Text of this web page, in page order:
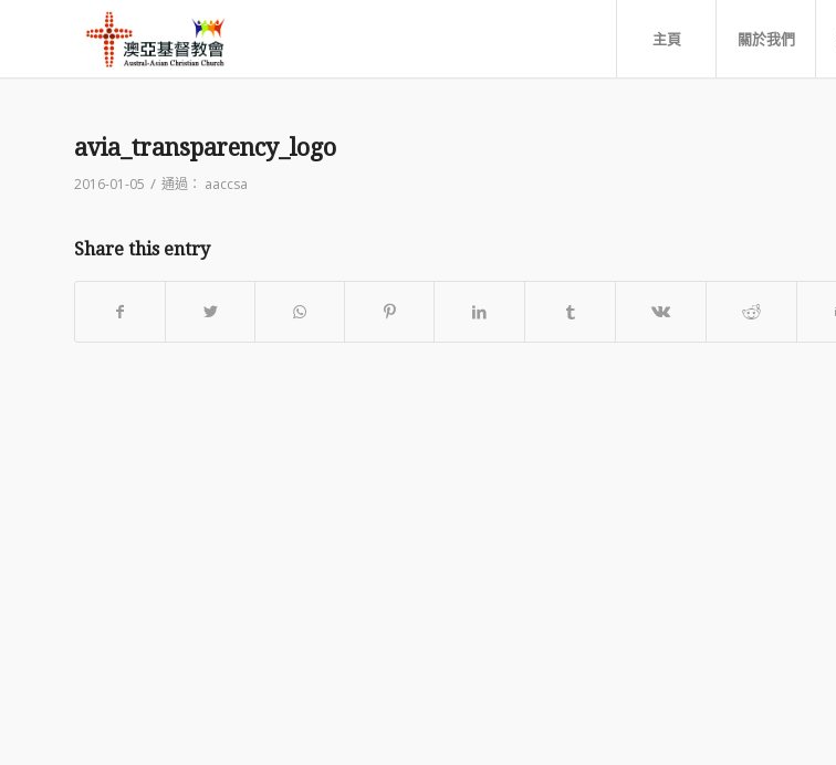
主頁 關於我們
avia_transparency_logo
2016-01-05 / 通過： aaccsa
Share this entry